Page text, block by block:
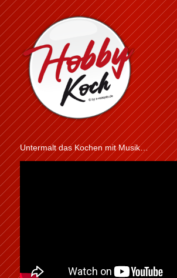
Untermalt das Kochen mit Musik…